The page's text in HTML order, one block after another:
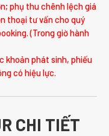
phụ thu chênh lệch giá
thoại tư vấn cho quý
(Trong giờ hành
khoản phát sinh, phiếu
có hiệu lực.
CHI TIẾT